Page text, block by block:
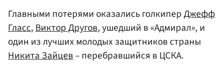
Главными потерями оказались голкиперДжефф
Гласс,Виктор Другов, ушедший в «Адмирал», и
один из лучших молодых защитников страны
Никита Зайцев– перебравшийся в ЦСКА.